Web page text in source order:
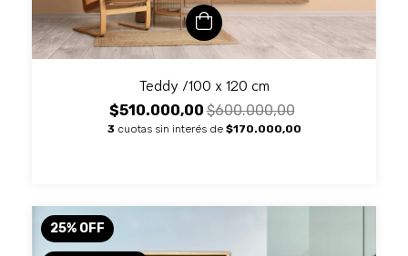
Teddy /100 x 120 cm
$510.000,00$600.000,00
3 cuotas sin interés de $170.000,00
25% OFF